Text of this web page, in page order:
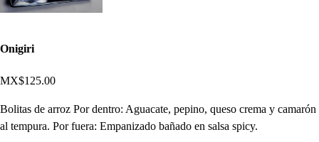
Onigiri
MX$125.00
Bolitas de arroz Por dentro: Aguacate, pepino, queso crema y camarón
al tempura. Por fuera: Empanizado bañado en salsa spicy.